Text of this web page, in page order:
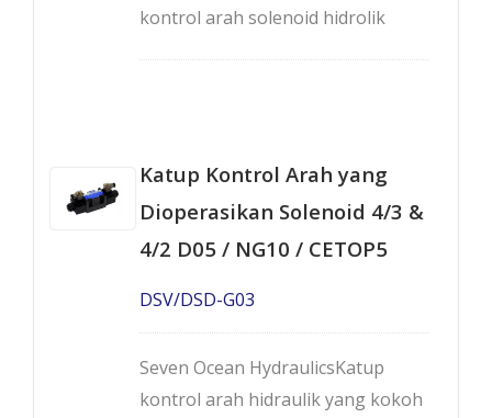
kontrol arah solenoid hidrolik
sesuai dengan pola pemasangan
D03 / NG6 / CETOP-3 dan mampu
menahan tekanan hingga 5000 PSI
GPM / 110 LPM.
Katup Kontrol Arah yang
Dioperasikan Solenoid 4/3 &
4/2 D05 / NG10 / CETOP5
DSV/DSD-G03
Seven Ocean HydraulicsKatup
kontrol arah hidraulik yang kokoh